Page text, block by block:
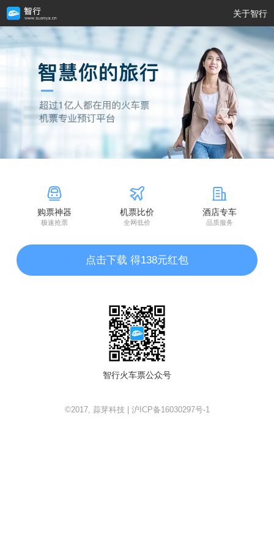
关于智行
购票神器
极速抢票
机票比价
全网低价
酒店专车
品质服务
点击下载 得138元红包
智行火车票公众号
©2017, 蒜芽科技 | 沪ICP备16030297号-1